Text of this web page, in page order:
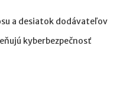
a desiatok dodávateľov
kyberbezpečnosť